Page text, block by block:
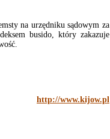
na urzędniku sądowym za
busido, który zakazuje
http://www.kijow.pl